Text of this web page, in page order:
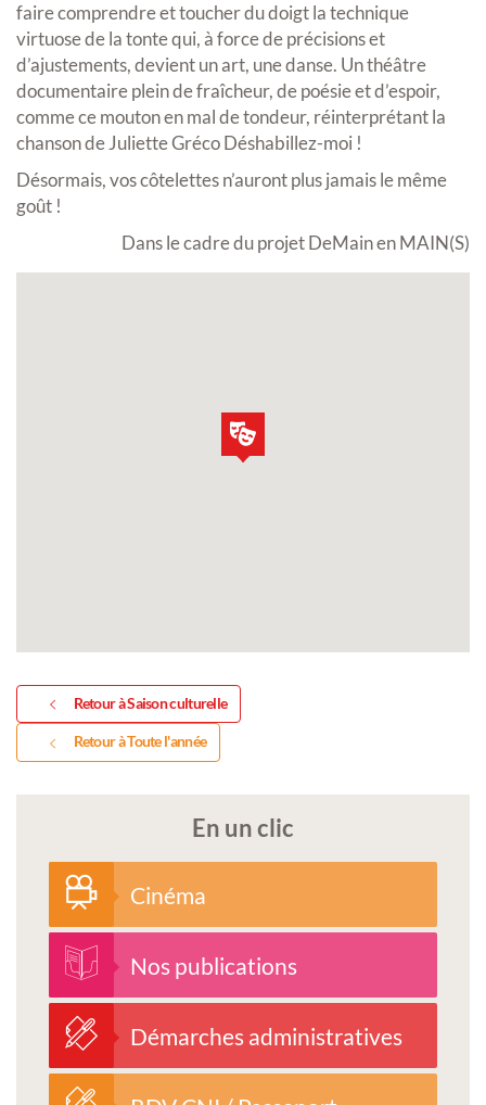
faire comprendre et toucher du doigt la technique
virtuose de la tonte qui, à force de précisions et
d’ajustements, devient un art, une danse. Un théâtre
documentaire plein de fraîcheur, de poésie et d’espoir,
comme ce mouton en mal de tondeur, réinterprétant la
chanson de Juliette Gréco Déshabillez-moi !
Désormais, vos côtelettes n’auront plus jamais le même
goût !
Dans le cadre du projet DeMain en MAIN(S)
Retour à Saison culturelle
Retour à Toute l'année
En un clic
Cinéma
Nos publications
Démarches administratives